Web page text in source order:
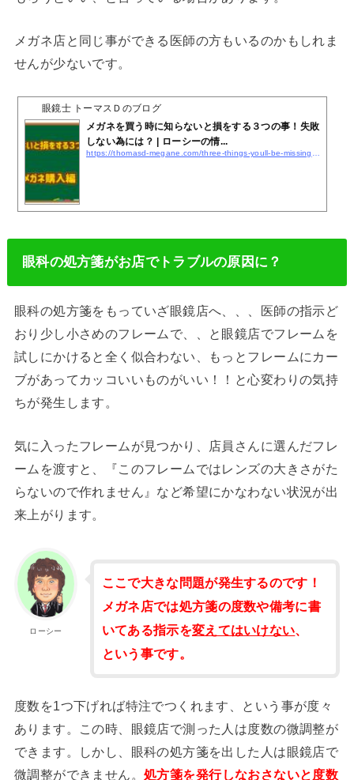
メガネ店と同じ事ができる医師の方もいるのかもしれま
せんが少ないです。
眼鏡士 トーマスＤのブログ
メガネを買う時に知らないと損をする３つの事！失敗
しない為には？ | ローシーの情...
眼科の処方箋がお店でトラブルの原因に？
眼科の処方箋をもっていざ眼鏡店へ、、、医師の指示ど
おり少し小さめのフレームで、、と眼鏡店でフレームを
試しにかけると全く似合わない、もっとフレームにカー
ブがあってカッコいいものがいい！！と心変わりの気持
ちが発生します。
気に入ったフレームが見つかり、店員さんに選んだフレ
ームを渡すと、『このフレームではレンズの大きさがた
らないので作れません』など希望にかなわない状況が出
来上がります。
ローシー
ここで大きな問題が発生するのです！
メガネ店では処方箋の度数や備考に書
いてある指示を変えてはいけない、
という事です。
度数を1つ下げれば特注でつくれます、という事が度々
あります。この時、眼鏡店で測った人は度数の微調整が
できます。しかし、眼科の処方箋を出した人は眼鏡店で
微調整ができません。処方箋を発行しなおさないと度数